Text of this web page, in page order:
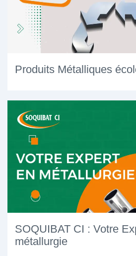
Produits Métalliques
SOQUIBAT CI : Votre
métallurgie